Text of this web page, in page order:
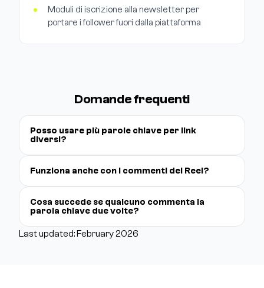
Moduli di iscrizione alla newsletter per
portare i follower fuori dalla piattaforma
Domande frequenti
Posso usare più parole chiave per link
diversi?
Funziona anche con i commenti dei Reel?
Cosa succede se qualcuno commenta la
parola chiave due volte?
Last updated: February 2026